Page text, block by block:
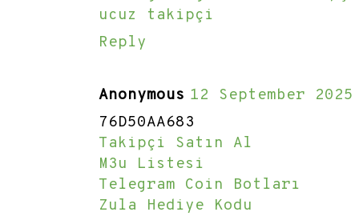
ucuz takipçi
Reply
Anonymous 12 September
76D50AA683
Takipçi Satın Al
M3u Listesi
Telegram Coin Botları
Zula Hediye Kodu